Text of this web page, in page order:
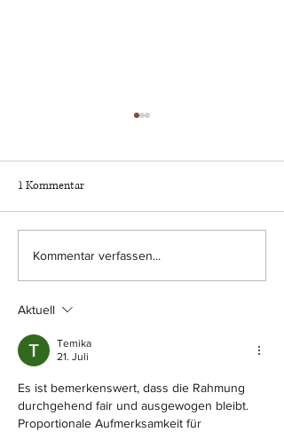
Beitrag im "aktuellen bericht"
beim SR Fernsehen
1 Kommentar
Kommentar verfassen...
Aktuell
Temika
21. Juli
Es ist bemerkenswert, dass die Rahmung
durchgehend fair und ausgewogen bleibt.
Proportionale Aufmerksamkeit für